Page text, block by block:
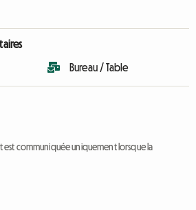
Bureau / Table
est communiquée uniquement lorsque la